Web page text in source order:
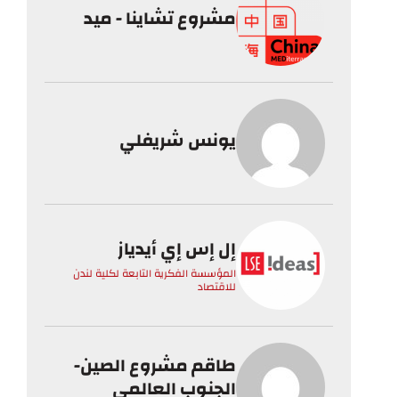
مشروع تشاينا - ميد
يونس شريفلي
إل إس إي أيدياز
المؤسسة الفكرية التابعة لكلية لندن
للاقتصاد
طاقم مشروع الصين-
الجنوب العالمي